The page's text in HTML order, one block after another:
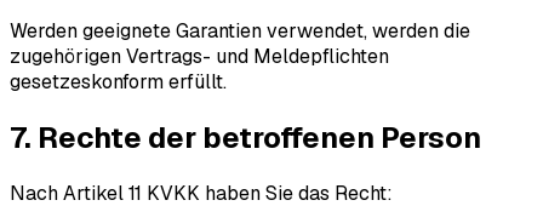
Werden geeignete Garantien verwendet, werden die
zugehörigen Vertrags- und Meldepflichten
gesetzeskonform erfüllt.
7. Rechte der betroffenen Person
Nach Artikel 11 KVKK haben Sie das Recht: